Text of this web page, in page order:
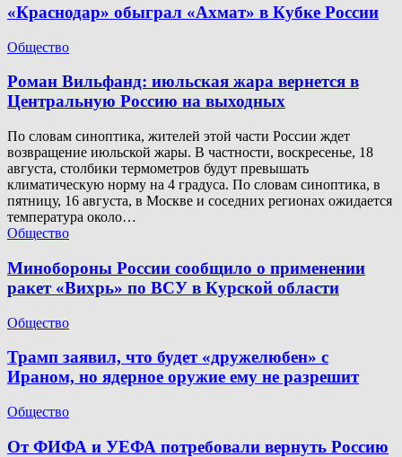
«Краснодар» обыграл «Ахмат» в Кубке России
Общество
Роман Вильфанд: июльская жара вернется в
Центральную Россию на выходных
По словам синоптика, жителей этой части России ждет
возвращение июльской жары. В частности, воскресенье, 18
августа, столбики термометров будут превышать
климатическую норму на 4 градуса. По словам синоптика, в
пятницу, 16 августа, в Москве и соседних регионах ожидается
температура около…
Общество
Минобороны России сообщило о применении
ракет «Вихрь» по ВСУ в Курской области
Общество
Трамп заявил, что будет «дружелюбен» с
Ираном, но ядерное оружие ему не разрешит
Общество
От ФИФА и УЕФА потребовали вернуть Россию